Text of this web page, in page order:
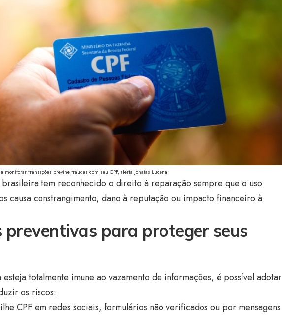
monitorar transações previne fraudes com seu CPF, alerta Jonatas Lucena.
tem reconhecido o direito à reparação sempre que o uso
causa constrangimento, dano à reputação ou impacto financeiro à
preventivas para proteger seus
esteja totalmente imune ao vazamento de informações, é possível adotar
os riscos:
CPF em redes sociais, formulários não verificados ou por mensagens